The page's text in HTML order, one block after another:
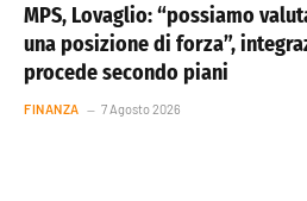
MPS, Lovaglio: “possiamo
una posizione di forza”,
procede secondo piani
FINANZA 7 Agosto 2026